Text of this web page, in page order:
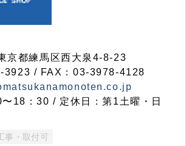
都練馬区西大泉4-8-23
3923 / FAX：03-3978-4128
18：30 / 定休日：第1土曜・日
事・取付可